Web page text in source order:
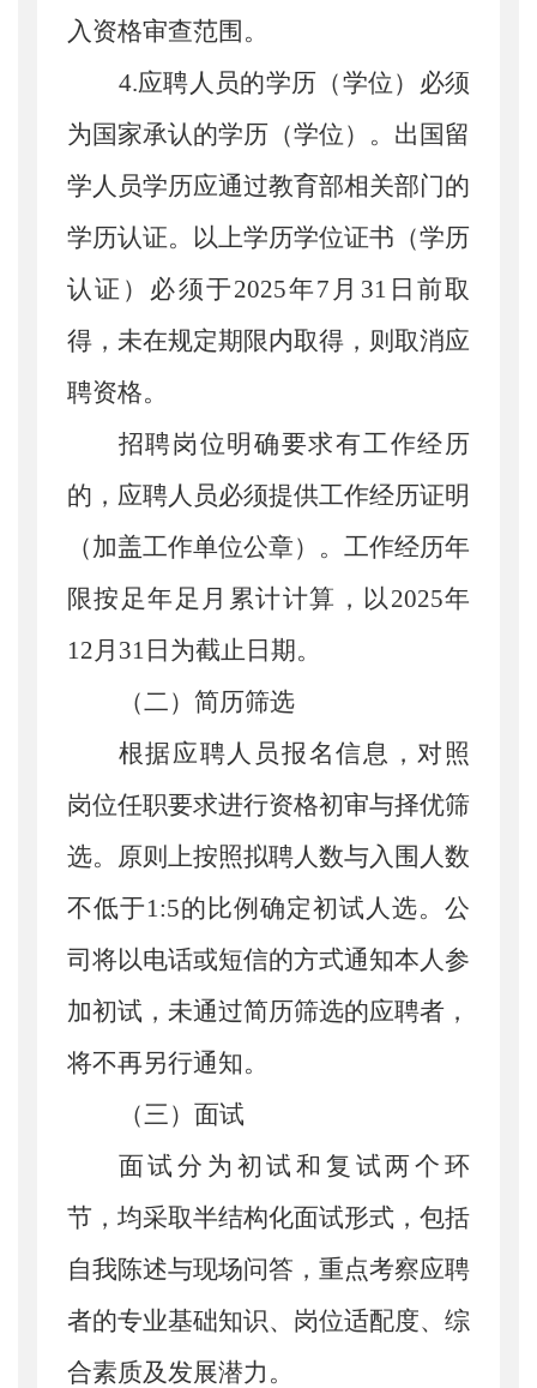
入资格审查范围。
4.应聘人员的学历 （学位 ） 必须
为国家承认的学历 （学位 ） 。出国留
学人员学历应通过教育部相关部门的
学历认证。以上学历学位证书 （学历
认证 ） 必须于2025年7 月 31 日前取
得，未在规定期限内取得 ， 则取消应
聘资格。
招聘岗位明确要求有工作经历
的 ， 应聘人员必须提供工作经历证明
（加盖工作单位公章） 。工作经历年
限按足年足月累计计算 ， 以2025年
12月 31 日为截止日期。
（二） 简历筛选
根据应聘人员报名信息，对照
岗位任职要求进行资格初审与择优筛
选。原则上按照拟聘人数与入围人数
不低于1:5的比例确定初试人选。公
司将以电话或短信的方式通知本人参
加初试，未通过简历筛选的应聘者，
将不再另行通知。
（三）面试
面试分为初试和复试两个环
节，均采取半结构化面试形式，包括
自我陈述与现场问答，重点考察应聘
者的专业基础知识、岗位适配度、综
合素质及发展潜力。